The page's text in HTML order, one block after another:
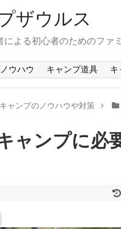
ザウルス
による初心者のためのファ
ウハウ キャンプ道具 キ
キャンプのノウハウや対策
ャンプに必